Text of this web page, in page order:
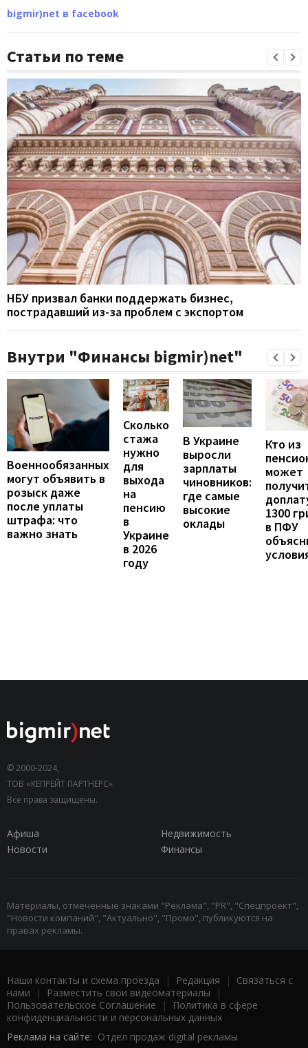
bigmir)net в facebook
Статьи по теме
НБУ призвал банки поддержать бизнес,
пострадавший из-за проблем с экспортом
Внутри "Финансы bigmir)net"
Военнообязанных
могут объявить в
розыск даже
после уплаты
штрафа: что
важно знать
Сколько
стажа
нужно
для
выхода
на
пенсию
в
Украине
в 2026
году
В Украине
выросли
зарплаты
чиновников:
где самые
высокие
оклады
Кто из
может
1300
в ПФУ
© 2000-2024,
ТОВ «КЕПРЕЙТ ПАРТНЕРС».
Все права защищены.
Афиша
Недвижимость
Новости
Финансы
Материалы, отмеченные знаками "Реклама", "PR", "Спецпроект",
"Новости компаний", "Актуально", "Промо", публикуются на
правах рекламы.
Наши контакты и схема проезда | Редакция | Связаться с
нами | Разместить свои видеоматериалы |
Пользовательское Соглашение |
Политика в сфере
конфиденциальности и персональных данных
Реклама на сайте: Отдел продаж digital рекламы